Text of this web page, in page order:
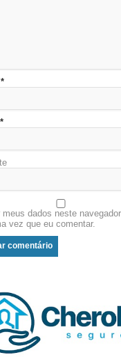
*
*
meus dados neste
vez que eu comentar.